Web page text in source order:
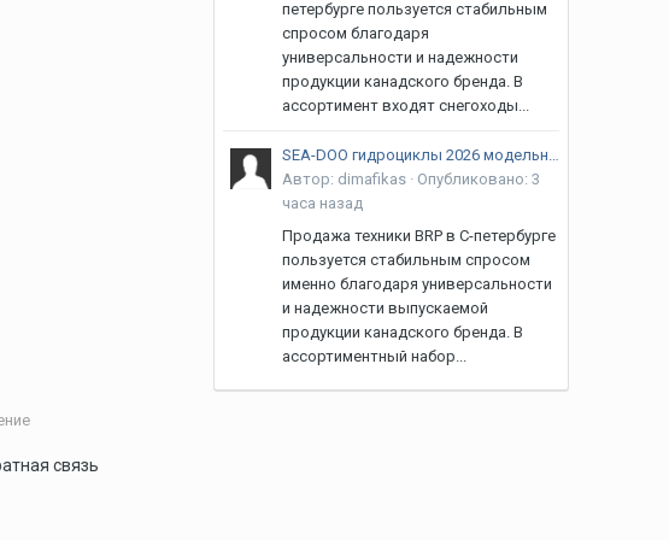
петербурге пользуется стабильным
спросом благодаря
универсальности и надежности
продукции канадского бренда. В
ассортимент входят снегоходы...
SEA-DOO гидроциклы 2026 модельного года.
Автор: dimafikas · Опубликовано:3
часа назад
Продажа техники BRP в С-петербурге
пользуется стабильным спросом
именно благодаря универсальности
и надежности выпускаемой
продукции канадского бренда. В
ассортиментный набор...
связь